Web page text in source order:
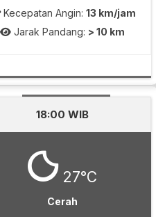
Kecepatan Angin:13 km/jam
Jarak Pandang: > 10 km
18:00 WIB
27°C
Cerah